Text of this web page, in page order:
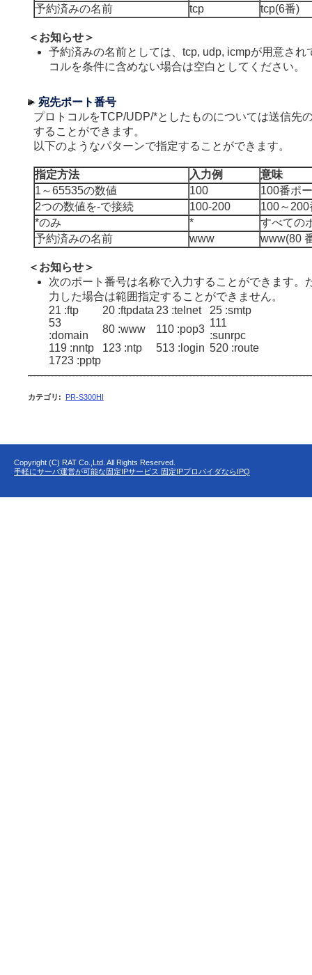
予約済みの名前
tcp tcp(6番)
＜お知らせ＞
予約済みの名前としては、tcp, udp, icmpが用意され
コルを条件に含めない場合は空白としてください。
宛先ポート番号
プロトコルをTCP/UDP/*としたものについては送信先
することができます。
以下のようなパターンで指定することができます。
指定方法 入力例
意味
1～65535の数値
100
100番ポ
2つの数値を-で接続
100-200
100～
*のみ
*
すべての
予約済みの名前
www www(80
＜お知らせ＞
次のポート番号は名称で入力することができます。
力した場合は範囲指定することができません。
21 :ftp
20 :ftpdata23 :telnet
25 :smtp
53
:domain
80 :www 110 :pop3
111
:sunrpc
119 :nntp
123 :ntp 513 :login 520 :route
1723 :pptp
カテゴリ : PR-S300HI
Copyright (C) RAT Co.,Ltd. All Rights Reserved.
手軽にサーバ運営が可能な固定IPサービス 固定IPプロバイダならIPQ